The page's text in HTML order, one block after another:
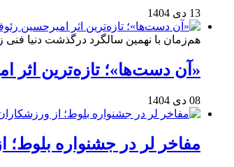
13 دی 1404
هم‌زمان با نهمین سالگرد درگذشت دنیا فنی
«آن دست‌ها»؛ تازه‌ترین اثر
08 دی 1404
مفاخر لر در جشنواره بلوط؛